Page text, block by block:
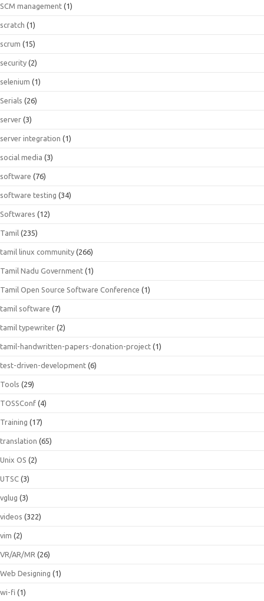
SCM management (1)
scratch (1)
scrum (15)
security (2)
selenium (1)
Serials (26)
server (3)
server integration (1)
social media (3)
software (76)
software testing (34)
Softwares (12)
Tamil (235)
tamil linux community (266)
Tamil Nadu Government (1)
Tamil Open Source Software Conference (1)
tamil software (7)
tamil typewriter (2)
tamil-handwritten-papers-donation-project (1)
test-driven-development (6)
Tools (29)
TOSSConf (4)
Training (17)
translation (65)
Unix OS (2)
UTSC (3)
vglug (3)
videos (322)
vim (2)
VR/AR/MR (26)
Web Designing (1)
wi-fi (1)